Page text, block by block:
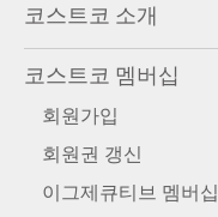
코스트코 소개
코스트코 멤버십
회원가입
회원권 갱신
이그제큐티브 멤버십